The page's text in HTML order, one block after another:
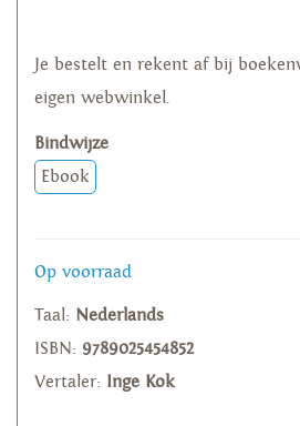
Je bestelt en rekent af bij
eigen webwinkel.
Bindwijze
Ebook
Op voorraad
Taal: Nederlands
ISBN: 9789025454852
Vertaler: Inge Kok